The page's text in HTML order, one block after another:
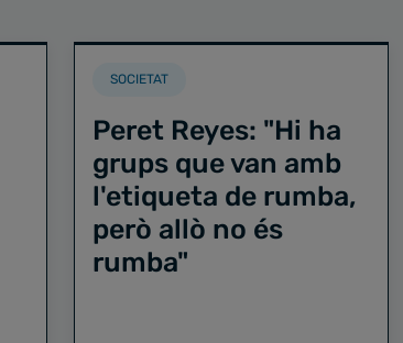
SOCIETAT
Peret Reyes: "Hi ha
grups que van amb
l'etiqueta de rumba,
però allò no és
rumba"